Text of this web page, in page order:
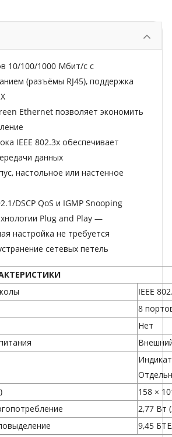
10/100/1000 Мбит/с с
(разъёмы RJ45), поддержка
Ethernet позволяет экономить
IEEE 802.3x обеспечивает
данных
настольное или настенное
DSCP QoS и IGMP Snooping
Plug and Play —
настройка не требуется
сетевых петель
IEEE
8
Нет
158 ×
2,77 Вт
9,45